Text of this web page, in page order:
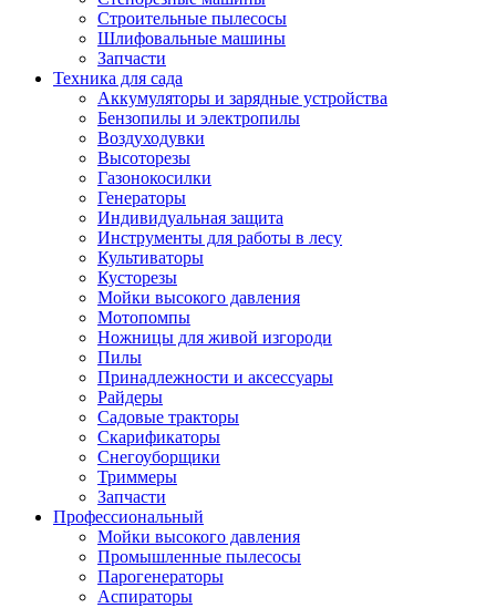
Строительные пылесосы
Шлифовальные машины
Запчасти
Техника для сада
Аккумуляторы и зарядные устройства
Бензопилы и электропилы
Воздуходувки
Высоторезы
Газонокосилки
Генераторы
Индивидуальная защита
Инструменты для работы в лесу
Культиваторы
Кусторезы
Мойки высокого давления
Мотопомпы
Ножницы для живой изгороди
Пилы
Принадлежности и аксессуары
Райдеры
Садовые тракторы
Скарификаторы
Снегоуборщики
Триммеры
Запчасти
Профессиональный
Мойки высокого давления
Промышленные пылесосы
Парогенераторы
Аспираторы